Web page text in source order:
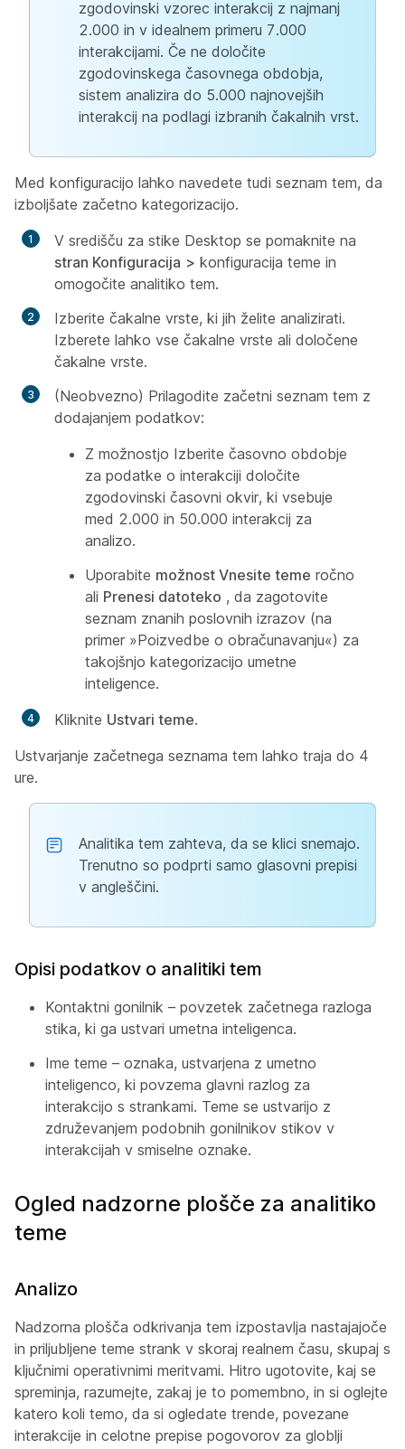
zgodovinski vzorec interakcij z najmanj
2.000 in v idealnem primeru 7.000
interakcijami. Če ne določite
zgodovinskega časovnega obdobja,
sistem analizira do 5.000 najnovejših
interakcij na podlagi izbranih čakalnih vrst.
Med konfiguracijo lahko navedete tudi seznam tem, da
izboljšate začetno kategorizacijo.
V središču za stike Desktop se pomaknite na
stran Konfiguracija > konfiguracija teme in
omogočite analitiko tem.
Izberite čakalne vrste, ki jih želite analizirati.
Izberete lahko vse čakalne vrste ali določene
čakalne vrste.
(Neobvezno) Prilagodite začetni seznam tem z
dodajanjem podatkov:
Z možnostjo Izberite časovno obdobje
za podatke o interakciji določite
zgodovinski časovni okvir, ki vsebuje
med 2.000 in 50.000 interakcij za
analizo.
Uporabite možnost Vnesite teme ročno
ali Prenesi datoteko , da zagotovite
seznam znanih poslovnih izrazov (na
primer »Poizvedbe o obračunavanju«) za
takojšnjo kategorizacijo umetne
inteligence.
Kliknite Ustvari teme.
Ustvarjanje začetnega seznama tem lahko traja do 4
ure.
Analitika tem zahteva, da se klici snemajo.
Trenutno so podprti samo glasovni prepisi
v angleščini.
Opisi podatkov o analitiki tem
Kontaktni gonilnik – povzetek začetnega razloga
stika, ki ga ustvari umetna inteligenca.
Ime teme – oznaka, ustvarjena z umetno
inteligenco, ki povzema glavni razlog za
interakcijo s strankami. Teme se ustvarijo z
združevanjem podobnih gonilnikov stikov v
interakcijah v smiselne oznake.
Ogled nadzorne plošče za analitiko
teme
Analizo
Nadzorna plošča odkrivanja tem izpostavlja nastajajoče
in priljubljene teme strank v skoraj realnem času, skupaj s
ključnimi operativnimi meritvami. Hitro ugotovite, kaj se
spreminja, razumejte, zakaj je to pomembno, in si oglejte
katero koli temo, da si ogledate trende, povezane
interakcije in celotne prepise pogovorov za globlji